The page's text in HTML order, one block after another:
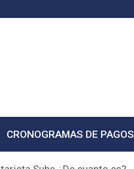
CRONOGRAMAS DE PAGOS